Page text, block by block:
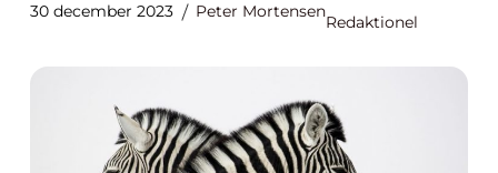
30 december 2023 Peter Mortensen
Redaktionel